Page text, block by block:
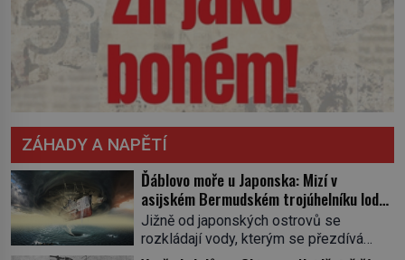
ZÁHADY A NAPĚTÍ
Ďáblovo moře u Japonska: Mizí v
asijském Bermudském trojúhelníku lodě
ve spárech neznámé síly?
Jižně od japonských ostrovů se
rozkládají vody, kterým se přezdívá
Ďáblovo moře. Vypráví se o lodích